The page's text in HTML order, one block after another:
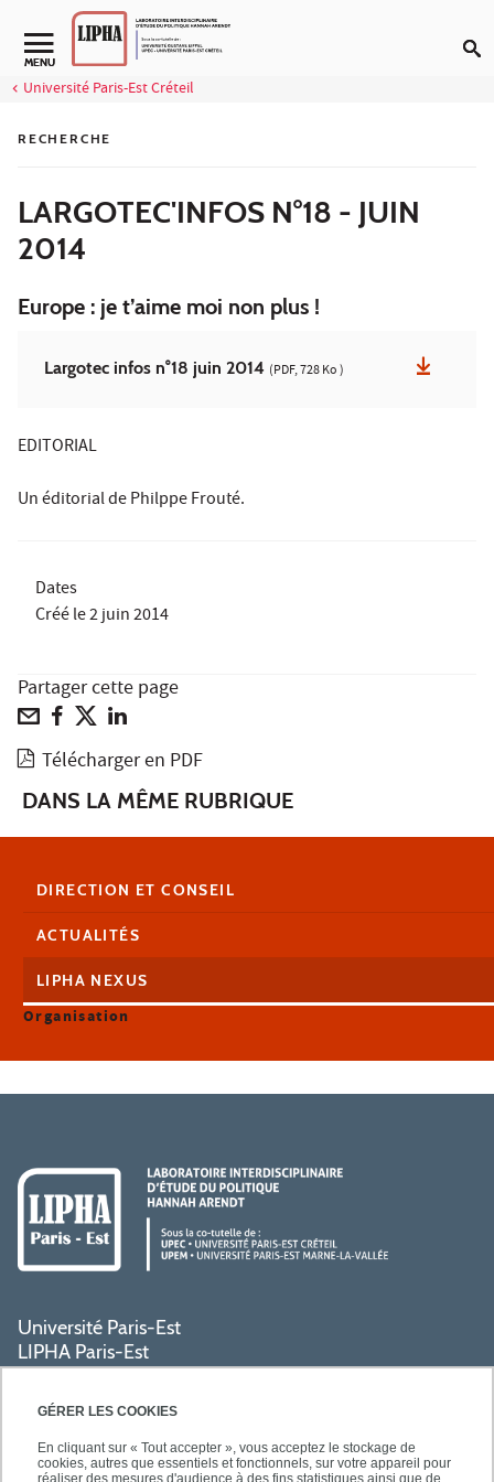
GÉRER LES COOKIES
En cliquant sur « Tout accepter », vous acceptez le stockage de
cookies, autres que essentiels et fonctionnels, sur votre appareil pour
Aller au contenu
Navigation secondaire
MENU
Université Paris-Est Créteil
RECHERCHE
LARGOTEC'INFOS N°18 - JUIN
2014
Europe : je t’aime moi non plus !
Largotec infos n°18 juin 2014 (PDF, 728 Ko )
EDITORIAL
Un éditorial de Philppe Frouté.
Dates
Créé le2 juin 2014
Partager cette page
Télécharger en PDF
DANS LA MÊME RUBRIQUE
DIRECTION ET CONSEIL
ACTUALITÉS
LIPHA NEXUS
Organisation
Université Paris-Est
LIPHA Paris-Est
Campus Centre de Créteil
61, avenue du Général de Gaulle